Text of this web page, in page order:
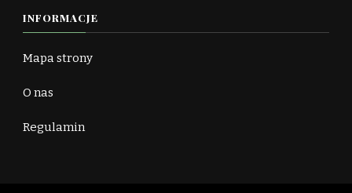
INFORMACJE
Mapa strony
O nas
Regulamin